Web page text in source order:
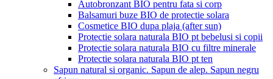
Autobronzant BIO pentru fata si corp
Balsamuri buze BIO de protectie solara
Cosmetice BIO dupa plaja (after sun)
Protectie solara naturala BIO pt bebelusi si copii
Protectie solara naturala BIO cu filtre minerale
Protectie solara naturala BIO pt ten
Sapun natural si organic. Sapun de alep. Sapun negru